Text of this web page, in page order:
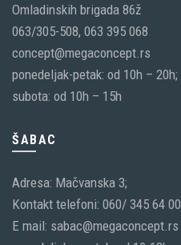
Omladinskih brigada 86ž
063/305-508, 063 395 068
concept@megaconcept.rs
ponedeljak-petak: od 10h – 20h;
subota: od 10h – 15h
ŠABAC
Adresa: Mačvanska 3;
Kontakt telefoni: 060/ 345 64 00
E mail: sabac@megaconcept.rs